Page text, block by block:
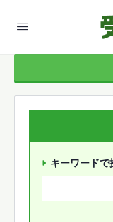
キーワードで